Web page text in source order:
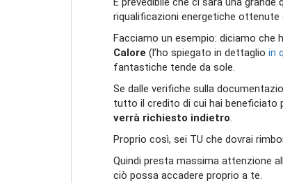
riqualificazioni energetiche ottenute
Facciamo un esempio: diciamo che
Calore (l’ho spiegato in dettaglio in
fantastiche tende da sole.
Se dalle verifiche sulla
tutto il credito di cui hai beneficiato
verrà richiesto indietro.
Proprio così, sei TU che dovrai
Quindi presta massima attenzione
ciò possa accadere proprio a te.